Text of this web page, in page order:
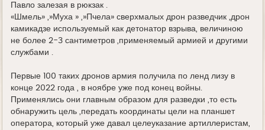
Павло залезая в рюкзак .
«Шмель» ,»Муха » ,»Пчела» сверхмалых дрон разведчик ,дрон
камикадзе используемый как детонатор взрыва, величиною
не более 2-3 сантиметров ,применяемый армией и другими
службами .
Первые 100 таких дронов армия получила по ленд лизу в
конце 2022 года , в ноябре уже под конец войны.
Применялись они главным образом для разведки ,то есть
обнаружить цель ,передать координаты цели на планшет
оператора, который уже давал целеуказание артиллеристам,